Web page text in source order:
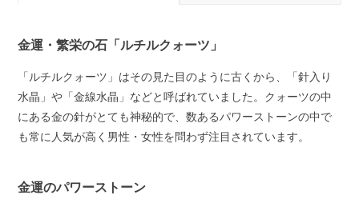
金運・繁栄の石「ルチルクォーツ」
「ルチルクォーツ」はその見た目のように古くから、「針入り
水晶」や「金線水晶」などと呼ばれていました。クォーツの中
にある金の針がとても神秘的で、数あるパワーストーンの中で
も常に人気が高く男性・女性を問わず注目されています。
金運のパワーストーン